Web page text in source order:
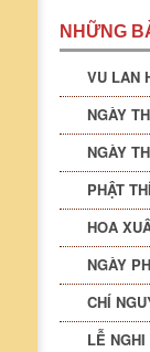
NHỮNG
VU LAN
NGÀY
NGÀY
PHẬT
HOA
NGÀY
CHÍ
LỄ